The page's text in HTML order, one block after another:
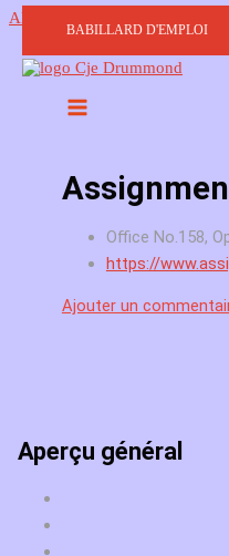
Aller au contenu
BABILLARD D'EMPLOI
Office No.158,
https://
Ajouter un
Aperçu général